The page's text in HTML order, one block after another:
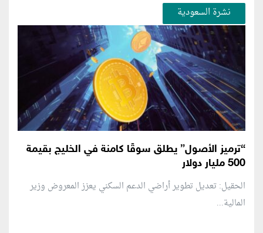
نشرة السعودية
“ترميز الأصول” يطلق سوقًا كامنة في الخليج بقيمة
500 مليار دولار
الحقيل: تعديل تطوير أراضي الدعم السكني يعزز المعروض وزير
المالية...